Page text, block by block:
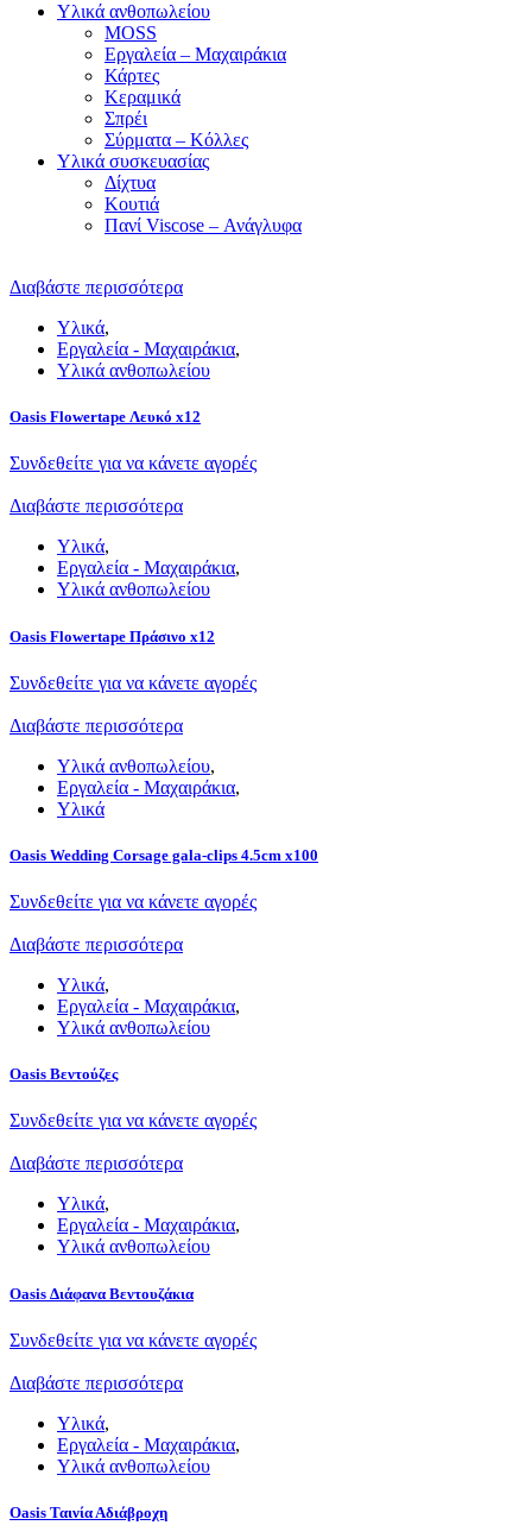
Υλικά ανθοπωλείου
MOSS
Εργαλεία – Μαχαιράκια
Κάρτες
Κεραμικά
Σπρέι
Σύρματα – Κόλλες
Υλικά συσκευασίας
Δίχτυα
Κουτιά
Πανί Viscose – Ανάγλυφα
Διαβάστε περισσότερα
Υλικά,
Εργαλεία - Μαχαιράκια,
Υλικά ανθοπωλείου
Oasis Flowertape Λευκό x12
Συνδεθείτε για να κάνετε αγορές
Διαβάστε περισσότερα
Υλικά,
Εργαλεία - Μαχαιράκια,
Υλικά ανθοπωλείου
Oasis Flowertape Πράσινο x12
Συνδεθείτε για να κάνετε αγορές
Διαβάστε περισσότερα
Υλικά ανθοπωλείου,
Εργαλεία - Μαχαιράκια,
Υλικά
Oasis Wedding Corsage gala-clips 4.5cm x100
Συνδεθείτε για να κάνετε αγορές
Διαβάστε περισσότερα
Υλικά,
Εργαλεία - Μαχαιράκια,
Υλικά ανθοπωλείου
Oasis Βεντούζες
Συνδεθείτε για να κάνετε αγορές
Διαβάστε περισσότερα
Υλικά,
Εργαλεία - Μαχαιράκια,
Υλικά ανθοπωλείου
Oasis Διάφανα Βεντουζάκια
Συνδεθείτε για να κάνετε αγορές
Διαβάστε περισσότερα
Υλικά,
Εργαλεία - Μαχαιράκια,
Υλικά ανθοπωλείου
Oasis Ταινία Αδιάβροχη